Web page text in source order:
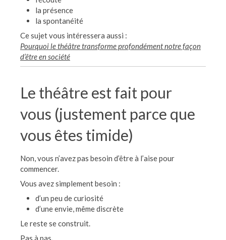
la présence
la spontanéité
Ce sujet vous intéressera aussi :
Pourquoi le théâtre transforme profondément notre façon
d’être en société
Le théâtre est fait pour
vous (justement parce que
vous êtes timide)
Non, vous n’avez pas besoin d’être à l’aise pour
commencer.
Vous avez simplement besoin :
d’un peu de curiosité
d’une envie, même discrète
Le reste se construit.
Pas à pas.